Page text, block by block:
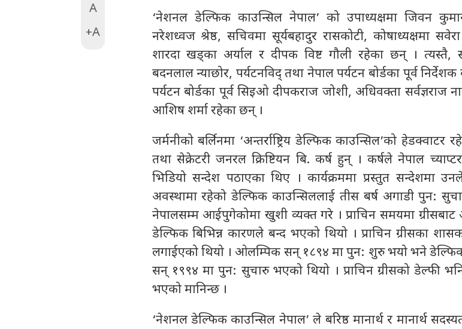
A
+A
‘नेशनल डेल्फिक काउन्सिल नेपाल’ को उपाध्यक्षमा जिवन
नरेशध्वज श्रेष्ठ, सचिवमा सूर्यबहादुर रासकोटी, कोषाध्यक्षमा
शारदा खड्का अर्याल र दीपक विष्ट गौली रहेका छन् । त्यस्तै,
बदनलाल न्याछोर, पर्यटनविद् तथा नेपाल पर्यटन बोर्डका पूर्व
पर्यटन बोर्डका पूर्व सिइओ दीपकराज जोशी, अधिवक्ता सर्वज्ञराज
आशिष शर्मा रहेका छन् ।
जर्मनीको बर्लिनमा ‘अन्तर्राष्ट्रिय डेल्फिक काउन्सिल’को
तथा सेक्रेटरी जनरल क्रिष्टियन बि. कर्ष हुन् । कर्षले नेपाल
भिडियो सन्देश पठाएका थिए । कार्यक्रममा प्रस्तुत सन्देशमा
अवस्थामा रहेको डेल्फिक काउन्सिललाई तीस बर्ष अगाडी पुन:
नेपालसम्म आईपुगेकोमा खुशी व्यक्त गरे । प्राचिन समयमा
डेल्फिक बिभिन्न कारणले बन्द भएको थियो । प्राचिन ग्रीसका
लगाईएको थियो । ओलम्पिक सन् १८९४ मा पुन: शुरु भयो भने
सन् १९९४ मा पुन: सुचारु भएको थियो । प्राचिन ग्रीसको डेल्फी
भएको मानिन्छ ।
‘नेशनल डेल्फिक काउन्सिल नेपाल’ ले बरिष्ठ मानार्थ र मानार्थ